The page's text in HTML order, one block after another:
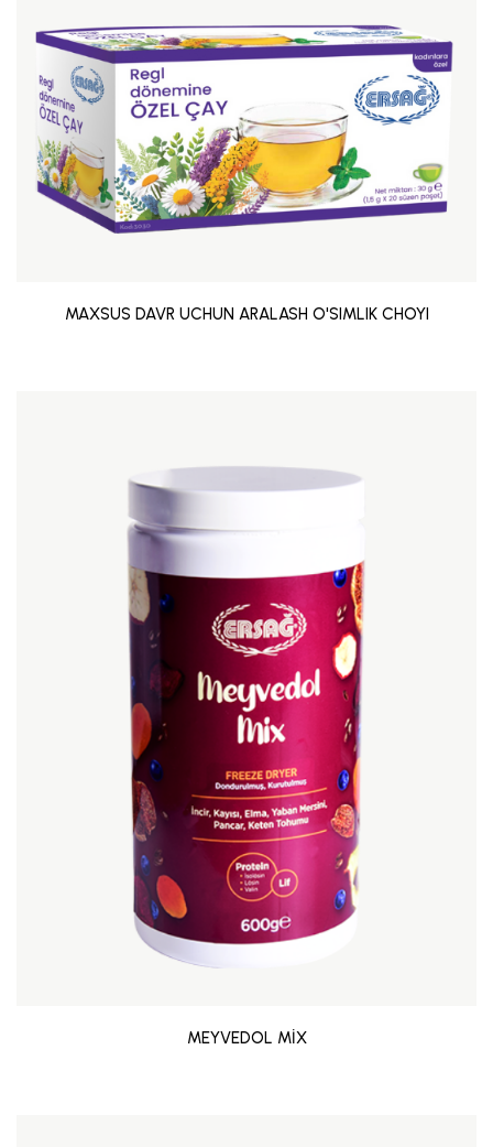
MAXSUS DAVR UCHUN ARALASH O'SIMLIK CHOYI
MEYVEDOL MİX